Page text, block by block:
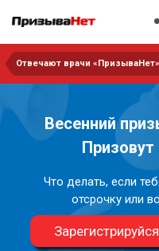
Отвечают врачи «ПризываНет»
Весенний
Призовут
Что делать, если
отсрочку или